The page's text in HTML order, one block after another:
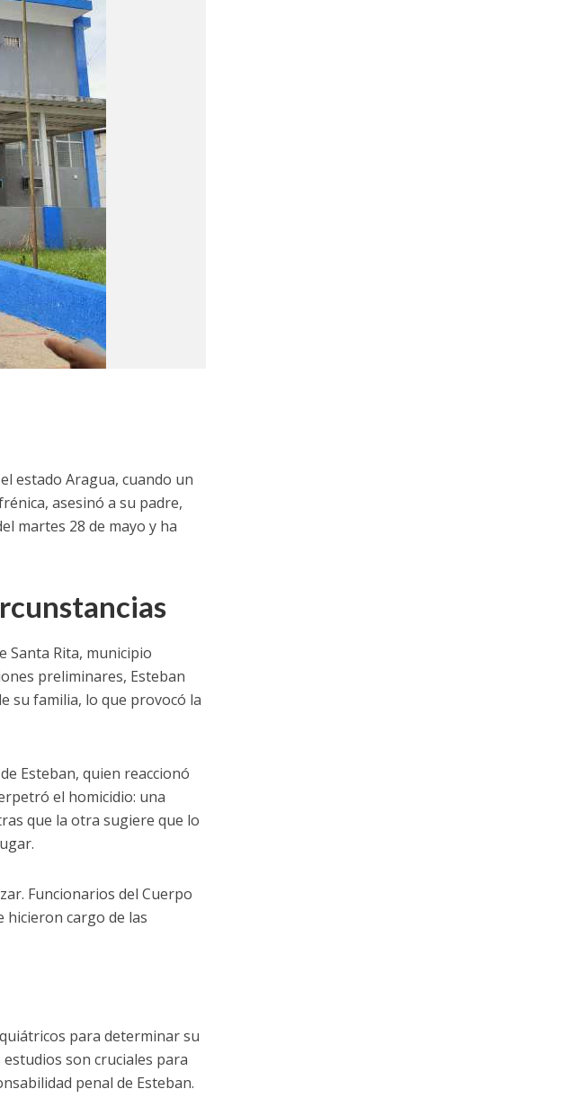
estado Aragua, cuando un
asesinó a su padre,
martes 28 de mayo y ha
Santa Rita, municipio
preliminares, Esteban
su familia, lo que provocó la
Esteban, quien reaccionó
el homicidio: una
que la otra sugiere que lo
Funcionarios del Cuerpo
hicieron cargo de las
para determinar su
son cruciales para
penal de Esteban.